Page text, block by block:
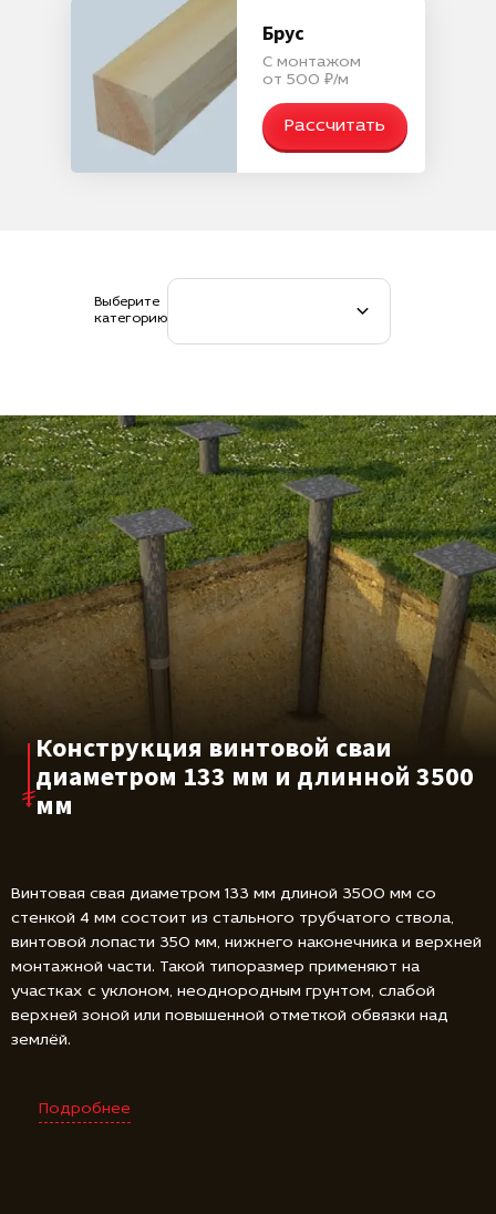
Брус
С монтажом
от 500 ₽/м
Рассчитать
Выберите
категорию
Конструкция винтовой сваи
диаметром 133 мм и длинной 3500
мм
Винтовая свая диаметром 133 мм длиной 3500 мм со
стенкой 4 мм состоит из стального трубчатого ствола,
винтовой лопасти 350 мм, нижнего наконечника и верхней
монтажной части. Такой типоразмер применяют на
участках с уклоном, неоднородным грунтом, слабой
верхней зоной или повышенной отметкой обвязки над
землёй.
Подробнее